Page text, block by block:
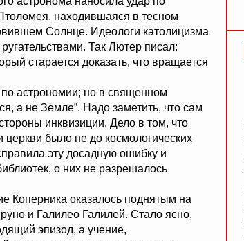
находившаяся в тесном
Солнце. Идеологи католицизма
Так Лютер писал:
старается доказать, что вращается
по астрономии; но в священном
а не Земле”. Надо заметить, что сам
инквизиции. Дело в том, что
было не до космологических
эту досадную ошибку и
о них не разрешалось
Коперника оказалось поднятым на
и Галилео Галилей. Стало ясно,
эпизод, а учение,